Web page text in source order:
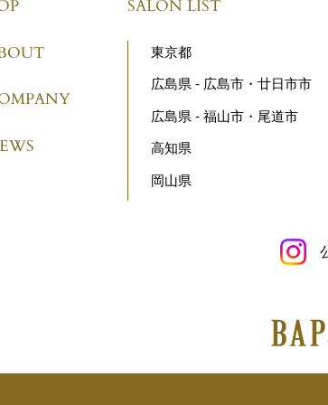
SALON LIST
東京都
広島県 - 広島市・廿日市市
広島県 - 福山市・尾道市
高知県
岡山県